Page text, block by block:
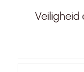
Veiligheid